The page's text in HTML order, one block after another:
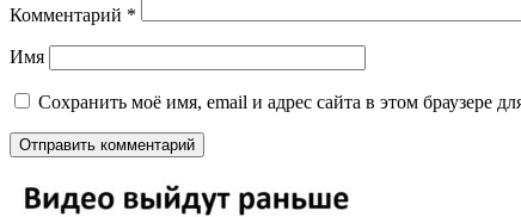
Комментарий *
Имя
Сохранить моё имя, email и адрес сайта в этом браузере